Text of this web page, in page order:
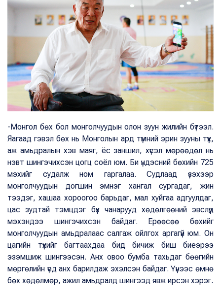
-Монгол бөх бол монголчуудын олон зуун жилийн бүтээл.
Яагаад гэвэл бөх нь Монголын ард түмний эрин зууны түүх,
аж амьдралын хэв маяг, ёс заншил, хүсэл мөрөөдөл нь
нэвт шингэчихсэн цогц соёл юм. Би үндэсний бөхийн 725
мэхийг судалж ном гаргалаа. Судлаад үзэхээр
монголчуудын догшин эмнэг хангал сургадаг, жин
тээдэг, хашаа хороогоо барьдаг, мал хуйгаа адгуулдаг,
цас зудтай тэмцдэг бүх чанарууд хөдөлгөөний эвслүүд
мэхэндээ шингэчихсэн байдаг. Ерөөсөө бөхийг
монголчуудын амьдралаас салгаж ойлгох аргагүй юм. Он
цагийн түүхийг багтаахдаа бид бичиж биш биеэрээ
эзэмшиж шингээсэн. Анх овоо бумба тахьдаг бөөгийн
мөргөлийн үед анх барилдаж эхэлсэн байдаг. Үүнээс өмнө
бөх хөдөлмөр, ажил амьдралд шингээд явж ирсэн хэрэг.